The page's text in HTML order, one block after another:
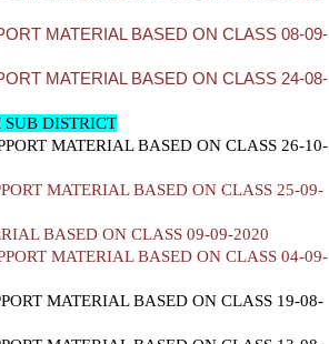
MATERIAL BASED ON CLASS 08-09-
MATERIAL BASED ON CLASS 24-08-
DISTRICT
MATERIAL BASED ON CLASS 26-10-
MATERIAL BASED ON CLASS 25-09-
BASED ON CLASS 09-09-2020
MATERIAL BASED ON CLASS 04-09-
MATERIAL BASED ON CLASS 19-08-